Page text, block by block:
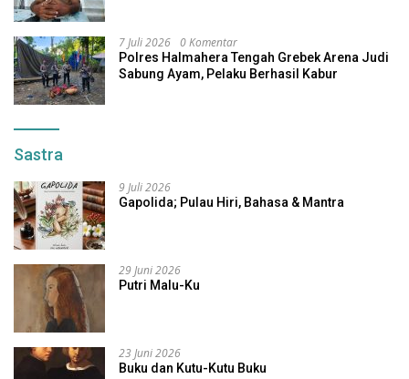
7 Juli 2026 0 Komentar
Polres Halmahera Tengah Grebek Arena Judi
Sabung Ayam, Pelaku Berhasil Kabur
Sastra
9 Juli 2026
Gapolida; Pulau Hiri, Bahasa & Mantra
29 Juni 2026
Putri Malu-Ku
23 Juni 2026
Buku dan Kutu-Kutu Buku